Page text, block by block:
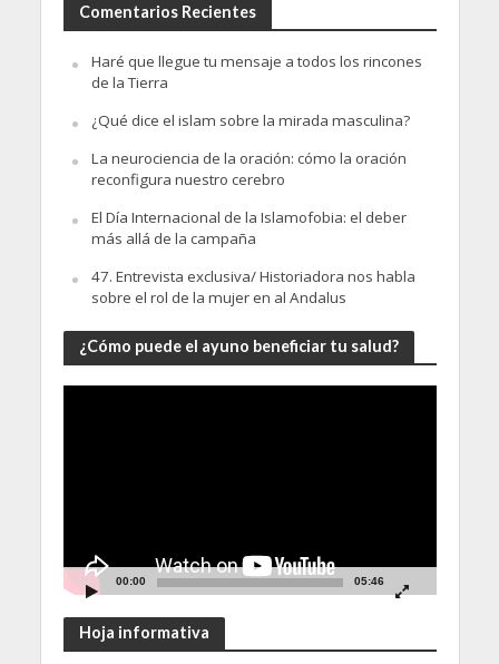
Comentarios Recientes
Haré que llegue tu mensaje a todos los rincones
de la Tierra
¿Qué dice el islam sobre la mirada masculina?
La neurociencia de la oración: cómo la oración
reconfigura nuestro cerebro
El Día Internacional de la Islamofobia: el deber
más allá de la campaña
47. Entrevista exclusiva/ Historiadora nos habla
sobre el rol de la mujer en al Andalus
¿Cómo puede el ayuno beneficiar tu salud?
00:00 05:46
Hoja informativa